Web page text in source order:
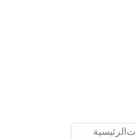
الرئيسية